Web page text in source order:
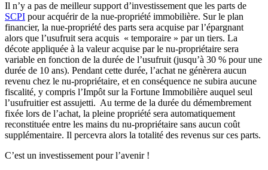
Il n’y a pas de meilleur support d’investissement que les parts de
SCPI pour acquérir de la nue-­propriété immobilière. Sur le plan
financier, la nue-­propriété des parts sera acquise par l’épargnant
alors que l’usufruit sera acquis « temporaire » par un tiers. La
décote appliquée à la valeur acquise par le nu-­propriétaire sera
variable en fonction de la durée de l’usufruit (jusqu’à 30 % pour une
durée de 10 ans). Pendant cette durée, l’achat ne génèrera aucun
revenu chez le nu-­propriétaire, et en conséquence ne subira aucune
fiscalité, y compris l’Impôt sur la Fortune Immobilière auquel seul
l’usufruitier est assujetti. Au terme de la durée du démembrement
fixée lors de l’achat, la pleine propriété sera automatiquement
reconstituée entre les mains du nu-­propriétaire sans aucun coût
supplémentaire. Il percevra alors la totalité des revenus sur ces parts.
C’est un investissement pour l’avenir !